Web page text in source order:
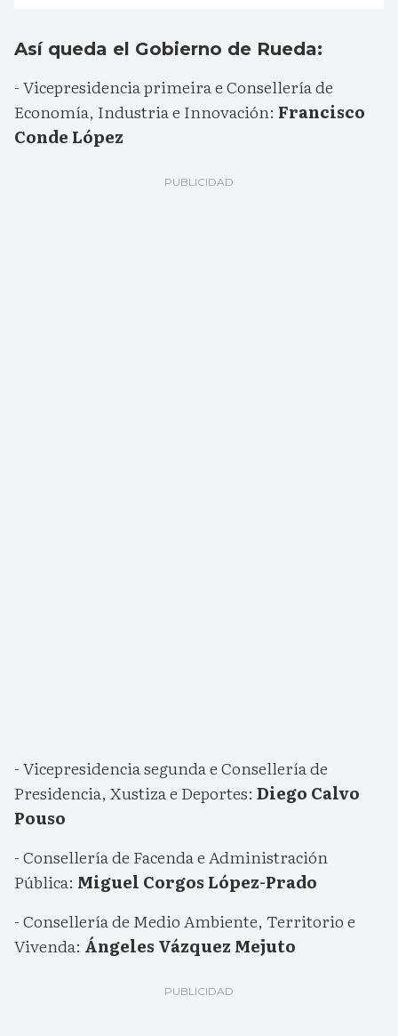
Así queda el Gobierno de Rueda:
- Vicepresidencia primeira e Consellería de
Economía, Industria e Innovación: Francisco
Conde López
- Vicepresidencia segunda e Consellería de
Presidencia, Xustiza e Deportes: Diego Calvo
Pouso
- Consellería de Facenda e Administración
Pública: Miguel Corgos López-Prado
- Consellería de Medio Ambiente, Territorio e
Vivenda: Ángeles Vázquez Mejuto